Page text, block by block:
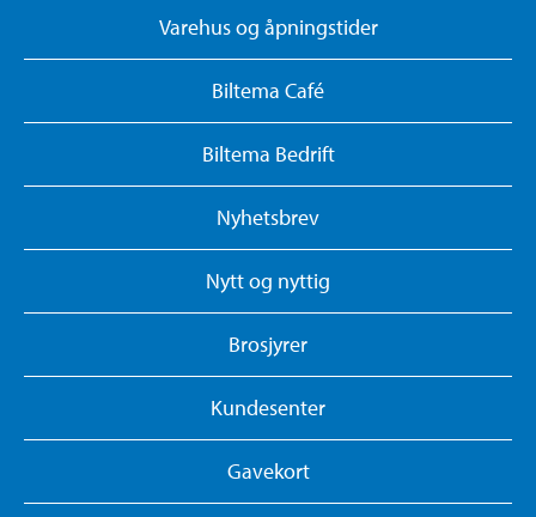
Varehus og åpningstider
Biltema Café
Biltema Bedrift
Nyhetsbrev
Nytt og nyttig
Brosjyrer
Kundesenter
Gavekort